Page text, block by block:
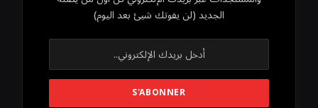
الجديد (لن يفوتك شيئ بعد اليوم)